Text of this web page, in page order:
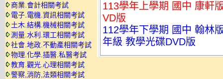
商業.會計相關考試
電子.電機.資訊相關考試
土木.結構.機械相關考試
測量.水利.環工相關考試
社會.地政.不動產相關考試
物理.化學.插醫.私醫考試
教育.觀光.心理相關考試
警察,消防,法類相關考試
113學年上學期 國中 康軒
VD版
112學年下學期 國中 翰林
年級 教學光碟DVD版